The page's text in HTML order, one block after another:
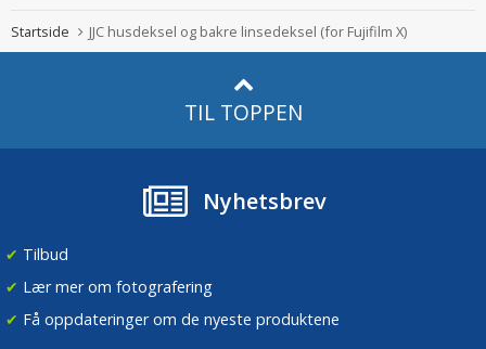
Startside JJC husdeksel og bakre linsedeksel (for Fujifilm X)
TIL TOPPEN
Nyhetsbrev
✔ Tilbud
✔ Lær mer om fotografering
✔ Få oppdateringer om de nyeste produktene